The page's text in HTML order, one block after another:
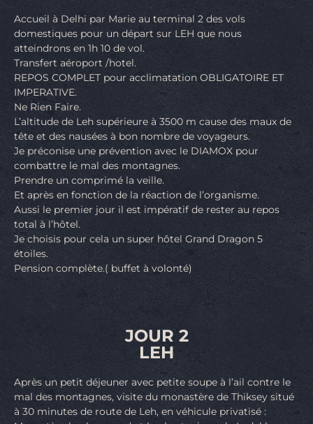
Accueil à Delhi par Marie au terminal 2 des vols
domestiques pour un départ sur LEH que nous
atteindrons en 1h 10 de vol.
Transfert aéroport /hotel.
REPOS COMPLET pour acclimatation OBLIGATOIRE ET
IMPERATIVE.
Ne Rien Faire.
L’altitude de Leh supérieure à 3500 m cause des maux de
tête et des nausées à bon nombre de voyageurs.
Je préconise une prévention avec le DIAMOX pour
combattre le mal des montagnes.
Prendre un comprimé la veille.
Et après en fonction de la réaction de l’organisme.
Aussi le premier jour il est impératif de rester au repos
total à l’hôtel.
Je choisis pour cela un super hôtel Grand Dragon 5
étoiles.
Pension complète.( buffet à volonté)
JOUR 2
LEH
Après un petit déjeuner avec petite soupe à l’ail contre le
mal des montagnes, visite du monastère de Thiksey situé
à 30 minutes de route de Leh, en véhicule privatisé :